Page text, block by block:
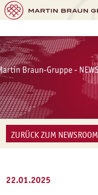
ZURÜCK ZUM NEWSROOM
22.01.2025